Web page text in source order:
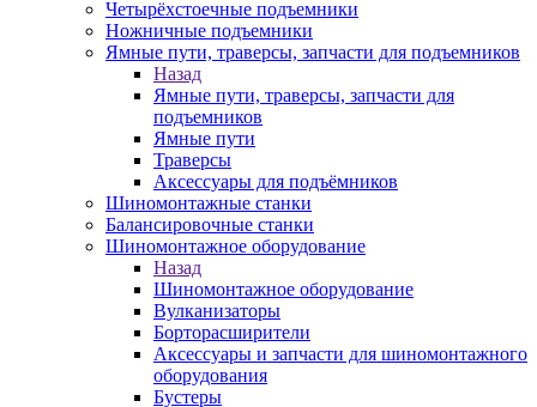
Четырёхстоечные подъемники
Ножничные подъемники
Ямные пути, траверсы, запчасти для подъемников
Назад
Ямные пути, траверсы, запчасти для
подъемников
Ямные пути
Траверсы
Аксессуары для подъёмников
Шиномонтажные станки
Балансировочные станки
Шиномонтажное оборудование
Назад
Шиномонтажное оборудование
Вулканизаторы
Борторасширители
Аксессуары и запчасти для шиномонтажного
оборудования
Бустеры